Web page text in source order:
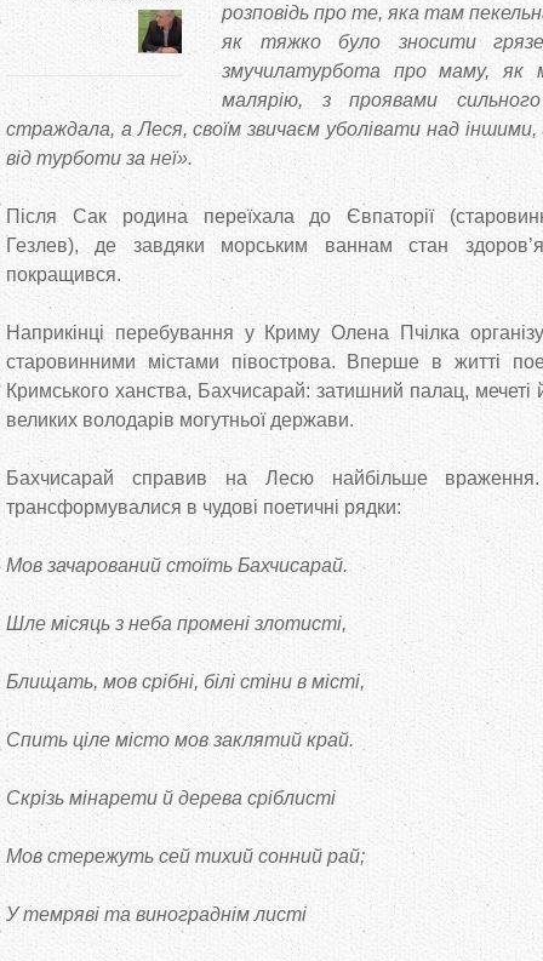
розповідь про те, яка там
як тяжко було зносити
змучилатурбота про маму, як
малярію, з проявами
страждала, а Леся, своїм звичаєм уболівати над
від турботи за неї».
Після Сак родина переїхала до Євпаторії
Гезлев), де завдяки морським ваннам стан
покращився.
Наприкінці перебування у Криму Олена Пчілка
старовинними містами півострова. Вперше в житті
Кримського ханства, Бахчисарай: затишний палац, мечеті
великих володарів могутньої держави.
Бахчисарай справив на Лесю найбільше
трансформувалися в чудові поетичні рядки:
Мов зачарований стоїть Бахчисарай.
Шле місяць з неба промені злотисті,
Блищать, мов срібні, білі стіни в місті,
Спить ціле місто мов заклятий край.
Скрізь мінарети й дерева сріблисті
Мов стережуть сей тихий сонний рай;
У темряві та винограднім листі